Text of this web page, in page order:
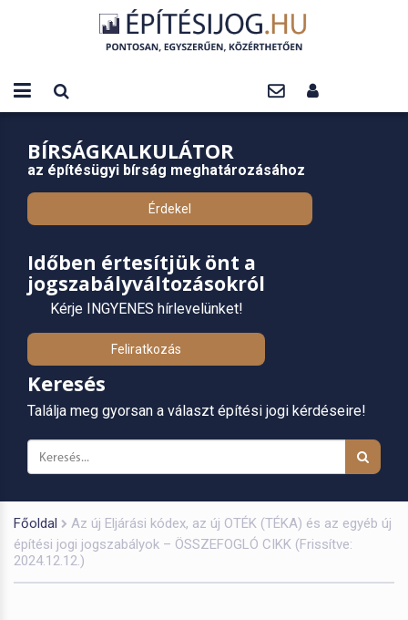
BÍRSÁGKALKULÁTOR
az építésügyi bírság meghatározásához
Érdekel
Időben értesítjük önt a
jogszabályváltozásokról
Kérje INGYENES hírlevelünket!
Feliratkozás
Keresés
Találja meg gyorsan a választ építési jogi kérdéseire!
Főoldal
Az új Eljárási kódex, az új OTÉK (TÉKA) és az egyéb új
építési jogi jogszabályok – ÖSSZEFOGLÓ CIKK (Frissítve:
2024.12.12.)